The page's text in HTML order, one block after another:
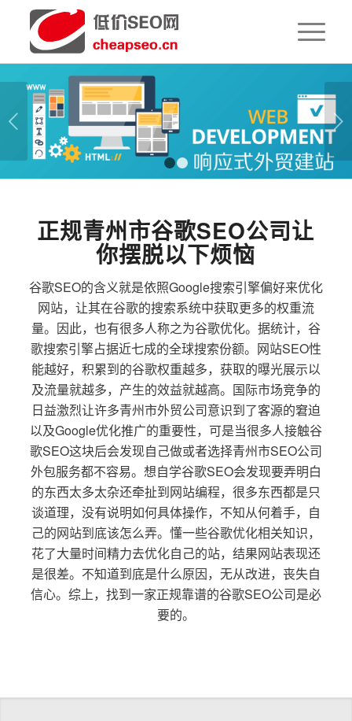
下一页
1 2
正规青州市谷歌SEO公司让
你摆脱以下烦恼
谷歌SEO的含义就是依照Google搜索引擎偏好来优化
网站，让其在谷歌的搜索系统中获取更多的权重流
量。因此，也有很多人称之为谷歌优化。据统计，谷
歌搜索引擎占据近七成的全球搜索份额。网站SEO性
能越好，积累到的谷歌权重越多，获取的曝光展示以
及流量就越多，产生的效益就越高。国际市场竞争的
日益激烈让许多青州市外贸公司意识到了客源的窘迫
以及Google优化推广的重要性，可是当很多人接触谷
歌SEO这块后会发现自己做或者选择青州市SEO公司
外包服务都不容易。想自学谷歌SEO会发现要弄明白
的东西太多太杂还牵扯到网站编程，很多东西都是只
谈道理，没有说明如何具体操作，不知从何着手，自
己的网站到底该怎么弄。懂一些谷歌优化相关知识，
花了大量时间精力去优化自己的站，结果网站表现还
是很差。不知道到底是什么原因，无从改进，丧失自
信心。综上，找到一家正规靠谱的谷歌SEO公司是必
要的。